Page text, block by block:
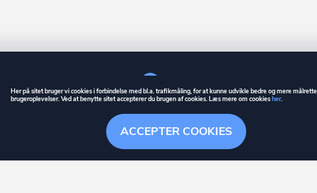
Søgehistorik Menu
er et registreret varemærke tilhørende ownr ApS – CVR nr.: 36 40 88
Stationsparken 26. 2., 2600 Glostrup, info@ownr.dk
ACCEPTER COOKIES
Her på sitet bruger vi cookies i forbindelse med bl.a. trafikmåling, for at kunne udvikle bedre og mere
brugeroplevelser. Ved at benytte sitet accepterer du brugen af cookies. Læs mere om cookiesher.